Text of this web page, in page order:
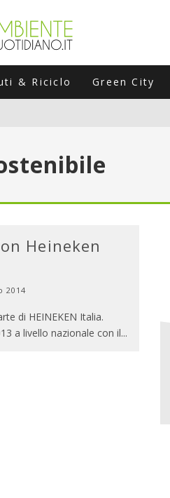
& Riciclo Green City
Heineken
2014
di HEINEKEN Italia.
a livello nazionale con il...